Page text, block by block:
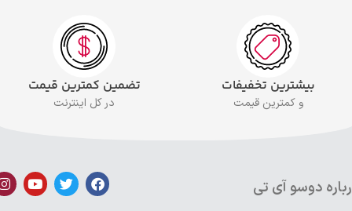
بیشترین تخفیفات
و کمترین قیمت
تضمین کمترین قیمت
در کل اینترنت
دوسو آی تی